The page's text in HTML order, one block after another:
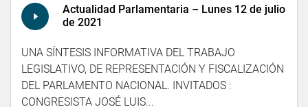
Actualidad Parlamentaria – Lunes 12 de julio
de 2021
UNA SÍNTESIS INFORMATIVA DEL TRABAJO
LEGISLATIVO, DE REPRESENTACIÓN Y FISCALIZACIÓN
DEL PARLAMENTO NACIONAL. INVITADOS :
CONGRESISTA JOSÉ LUIS...